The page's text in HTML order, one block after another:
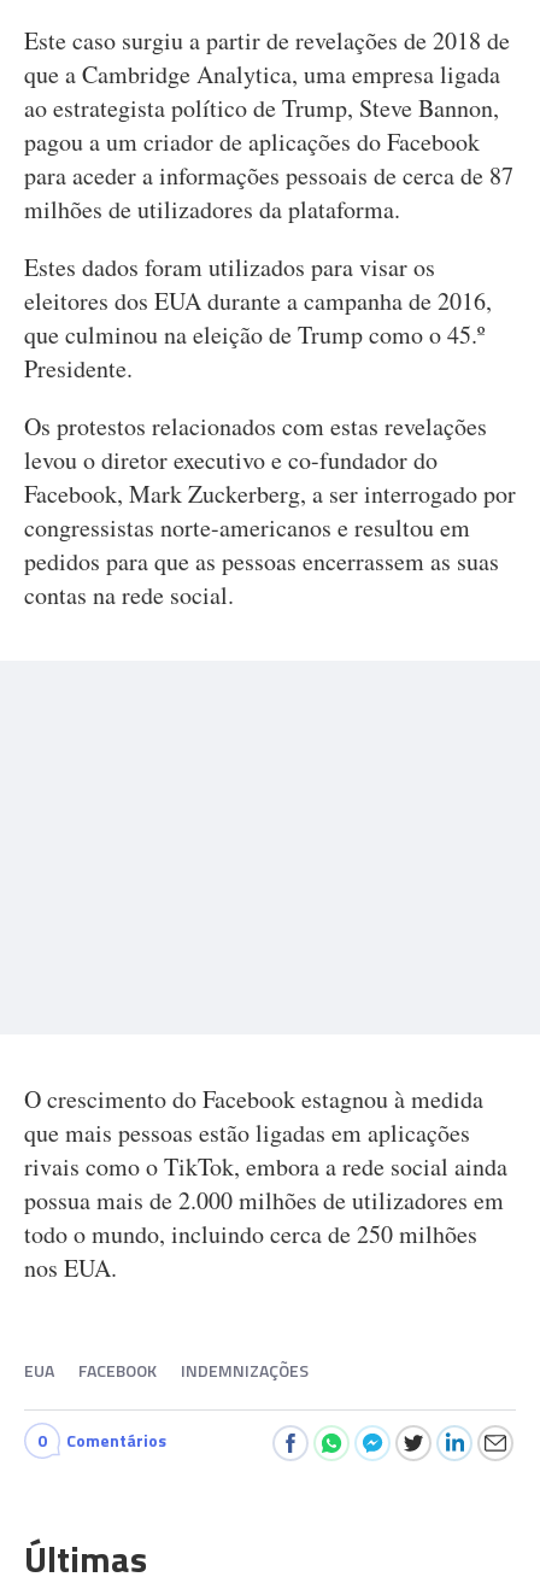
Este caso surgiu a partir de revelações de 2018 de
que a Cambridge Analytica, uma empresa ligada
ao estrategista político de Trump, Steve Bannon,
pagou a um criador de aplicações do Facebook
para aceder a informações pessoais de cerca de 87
milhões de utilizadores da plataforma.
Estes dados foram utilizados para visar os
eleitores dos EUA durante a campanha de 2016,
que culminou na eleição de Trump como o 45.º
Presidente.
Os protestos relacionados com estas revelações
levou o diretor executivo e co-fundador do
Facebook, Mark Zuckerberg, a ser interrogado por
congressistas norte-americanos e resultou em
pedidos para que as pessoas encerrassem as suas
contas na rede social.
O crescimento do Facebook estagnou à medida
que mais pessoas estão ligadas em aplicações
rivais como o TikTok, embora a rede social ainda
possua mais de 2.000 milhões de utilizadores em
todo o mundo, incluindo cerca de 250 milhões
nos EUA.
EUA FACEBOOK INDEMNIZAÇÕES
0 Comentários
Últimas